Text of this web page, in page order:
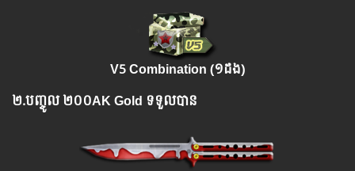
V5 Combination (១ដង)
២.​បញ្ចូល២០០AK Gold ទទួលបាន